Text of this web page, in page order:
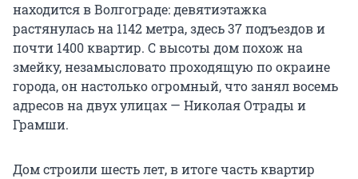
находится в Волгограде: девятиэтажка
растянулась на 1142 метра, здесь 37 подъездов и
почти 1400 квартир. С высоты дом похож на
змейку, незамысловато проходящую по окраине
города, он настолько огромный, что занял восемь
адресов на двух улицах — Николая Отрады и
Грамши.
Дом строили шесть лет, в итоге часть квартир